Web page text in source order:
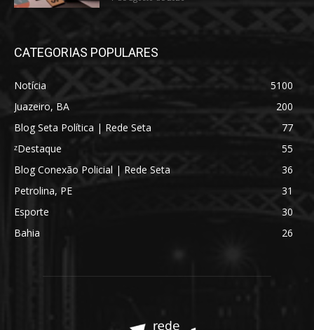
CATEGORIAS POPULARES
Notícia
5100
Juazeiro, BA
200
Blog Seta Política | Rede Seta
77
ᶻDestaque
55
Blog Conexão Policial | Rede Seta
36
Petrolina, PE
31
Esporte
30
Bahia
26